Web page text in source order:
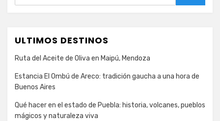
ULTIMOS DESTINOS
Ruta del Aceite de Oliva en Maipú, Mendoza
Estancia El Ombú de Areco: tradición gaucha a una hora de
Buenos Aires
Qué hacer en el estado de Puebla: historia, volcanes, pueblos
mágicos y naturaleza viva